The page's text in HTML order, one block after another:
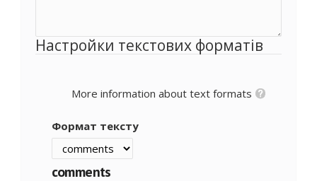
Настройки текстових форматів
More information about text formats
Формат тексту
comments